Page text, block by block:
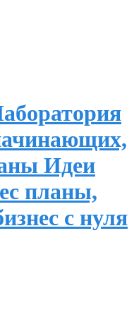
Идеи
планы,
с нуля